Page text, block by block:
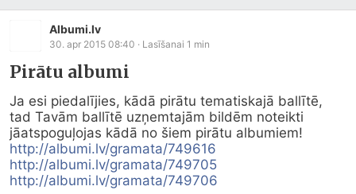
Albumi.lv
30. apr 2015 08:40 · Lasīšanai 1 min
Pirātu albumi
Ja esi piedalījies, kādā pirātu tematiskajā ballītē,
tad Tavām ballītē uzņemtajām bildēm noteikti
http://albumi.lv/gramata/749616
http://albumi.lv/gramata/749705
http://albumi.lv/gramata/749706